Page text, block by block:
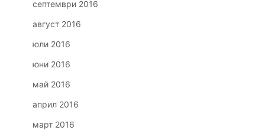
септември 2016
август 2016
юли 2016
юни 2016
май 2016
април 2016
март 2016